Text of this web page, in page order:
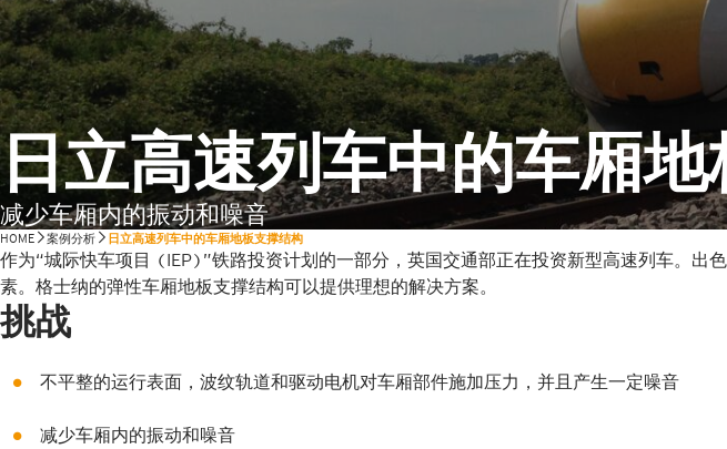
日立高速列车中的车厢
减少车厢内的振动和噪音
HOME
案例分析 日立高速列车中的车厢地板支撑结构
作为“城际快车项目 (IEP)”铁路投资计划的一部分，英国交通部正在投资新型高速列车。出
素。格士纳的弹性车厢地板支撑结构可以提供理想的解决方案。
挑战
不平整的运行表面，波纹轨道和驱动电机对车厢部件施加压力，并且产生一定噪音
减少车厢内的振动和噪音